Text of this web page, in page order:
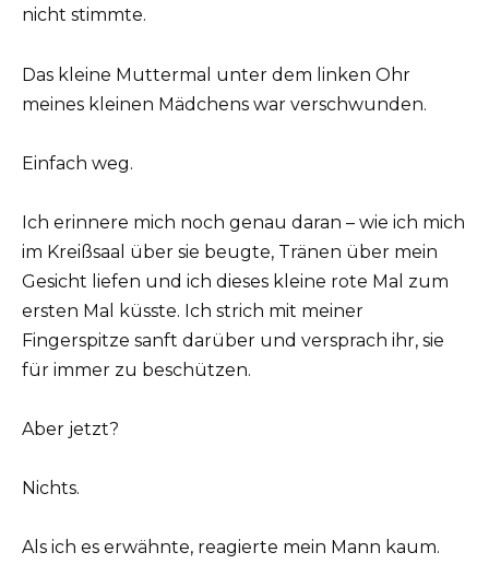
nicht stimmte.
Das kleine Muttermal unter dem linken Ohr
meines kleinen Mädchens war verschwunden.
Einfach weg.
Ich erinnere mich noch genau daran – wie ich mich
im Kreißsaal über sie beugte, Tränen über mein
Gesicht liefen und ich dieses kleine rote Mal zum
ersten Mal küsste. Ich strich mit meiner
Fingerspitze sanft darüber und versprach ihr, sie
für immer zu beschützen.
Aber jetzt?
Nichts.
Als ich es erwähnte, reagierte mein Mann kaum.